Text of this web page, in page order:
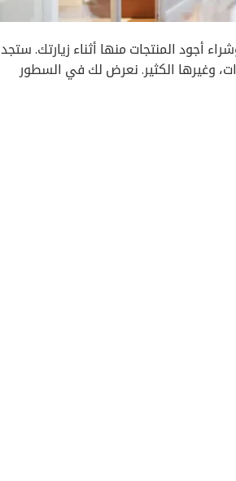
أجود المنتجات منها أثناء زيارتك. ستجد
وغيرها الكثير. نعرض لك في السطور